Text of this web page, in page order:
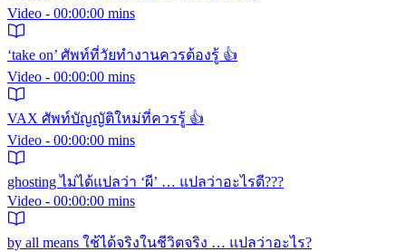
Video - 00:00:00 mins
‘take on’ ศัพท์ที่วัยทำงานควรต้องรู้ 👍
Video - 00:00:00 mins
VAX ศัพท์บัญญัติใหม่ที่ควรรู้ 👍
Video - 00:00:00 mins
ghosting ไม่ได้แปลว่า ‘ผี’ … แปลว่าอะไรดี???
Video - 00:00:00 mins
by all means ใช้ได้จริงในชีวิตจริง … แปลว่าอะไร?